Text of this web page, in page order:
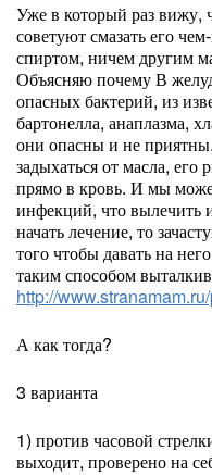
Уже в который раз вижу,
советуют смазать его
спиртом, ничем другим
Объясняю почему В
опасных бактерий, из
бартонелла, анаплазма,
они опасны и не
задыхаться от масла,
прямо в кровь. И мы
инфекций, что вылечить
начать лечение, то
того чтобы давать на
таким способом
http://
А как тогда?
3 варианта
1) против часовой
выходит, проверено на